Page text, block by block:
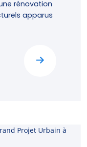
rénovation
apparus